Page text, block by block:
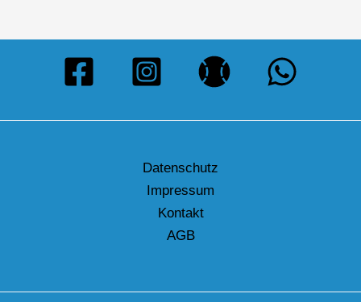
Datenschutz
Impressum
Kontakt
AGB